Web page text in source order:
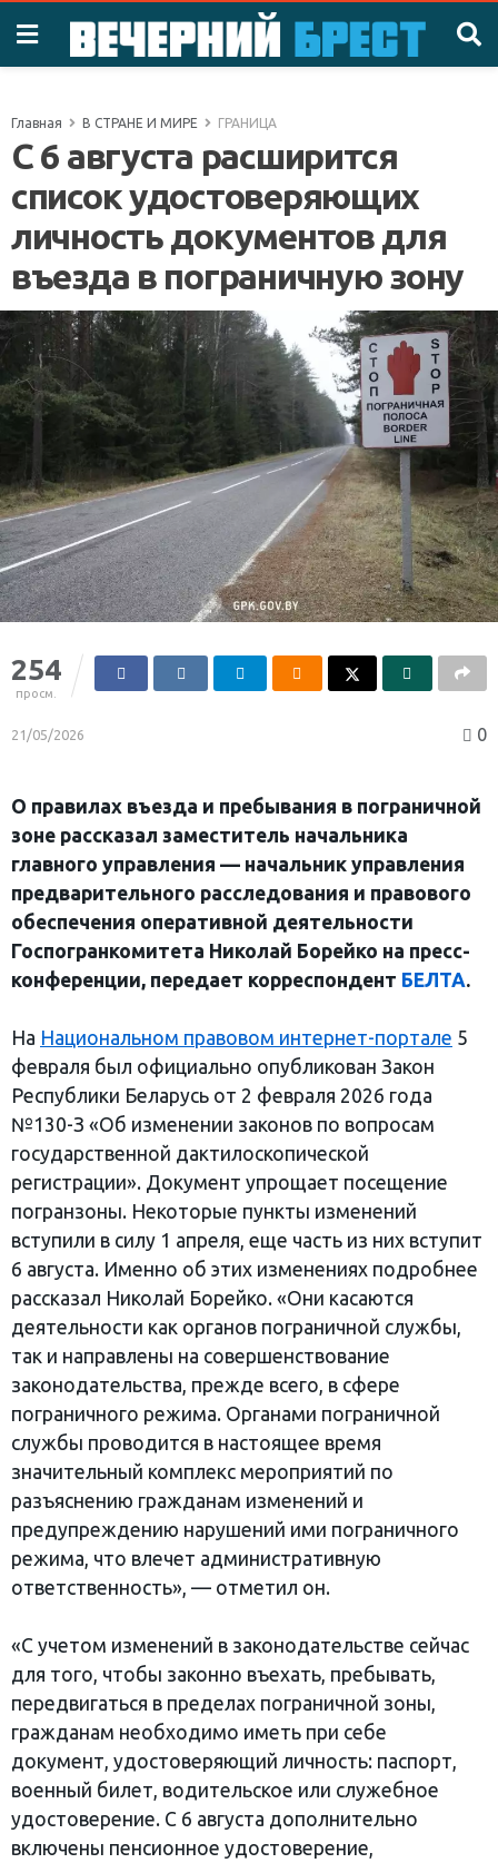
Главная В СТРАНЕ И МИРЕ ГРАНИЦА
С 6 августа расширится
список удостоверяющих
личность документов для
въезда в пограничную зону
254
просм.
21/05/2026 0
О правилах въезда и пребывания в пограничной
зоне рассказал заместитель начальника
главного управления — начальник управления
предварительного расследования и правового
обеспечения оперативной деятельности
Госпогранкомитета Николай Борейко на пресс-
конференции, передает корреспондент БЕЛТА.
На Национальном правовом интернет-портале 5
февраля был официально опубликован Закон
Республики Беларусь от 2 февраля 2026 года
№130-З «Об изменении законов по вопросам
государственной дактилоскопической
регистрации». Документ упрощает посещение
погранзоны. Некоторые пункты изменений
вступили в силу 1 апреля, еще часть из них вступит
6 августа. Именно об этих изменениях подробнее
рассказал Николай Борейко. «Они касаются
деятельности как органов пограничной службы,
так и направлены на совершенствование
законодательства, прежде всего, в сфере
пограничного режима. Органами пограничной
службы проводится в настоящее время
значительный комплекс мероприятий по
разъяснению гражданам изменений и
предупреждению нарушений ими пограничного
режима, что влечет административную
ответственность», — отметил он.
«С учетом изменений в законодательстве сейчас
для того, чтобы законно въехать, пребывать,
передвигаться в пределах пограничной зоны,
гражданам необходимо иметь при себе
документ, удостоверяющий личность: паспорт,
военный билет, водительское или служебное
удостоверение. С 6 августа дополнительно
включены пенсионное удостоверение,